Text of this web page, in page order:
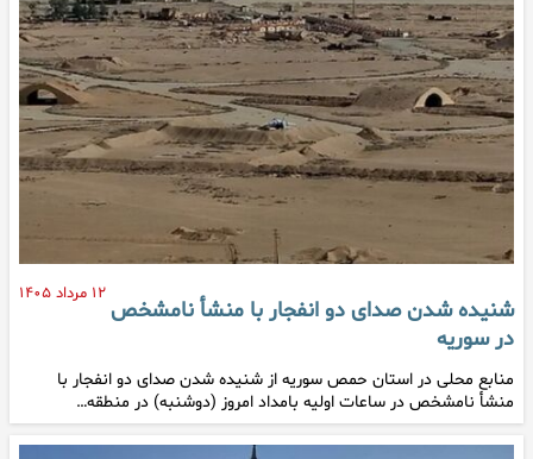
۱۲ مرداد ۱۴۰۵
شنیده شدن صدای دو انفجار با منشأ نامشخص
در سوریه
منابع محلی در استان حمص سوریه از شنیده شدن صدای دو انفجار با
منشأ نامشخص در ساعات اولیه بامداد امروز (دوشنبه) در منطقه…